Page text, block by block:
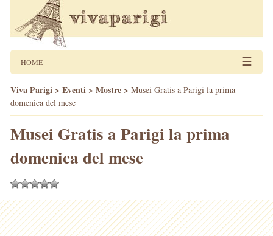
HOME ☰
Viva Parigi > Eventi > Mostre > Musei Gratis a Parigi la prima
domenica del mese
Musei Gratis a Parigi la prima
domenica del mese